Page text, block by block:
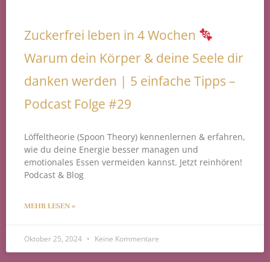
Zuckerfrei leben in 4 Wochen
Warum dein Körper & deine Seele dir
danken werden | 5 einfache Tipps –
Podcast Folge #29
Löffeltheorie (Spoon Theory) kennenlernen & erfahren,
wie du deine Energie besser managen und
emotionales Essen vermeiden kannst. Jetzt reinhören!
Podcast & Blog
MEHR LESEN »
Oktober 25, 2024 Keine Kommentare